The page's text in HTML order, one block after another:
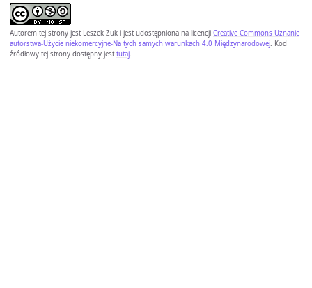
Autorem tej strony jest Leszek Żuk i jest udostępniona na licencji Creative Commons Uznanie
autorstwa-Użycie niekomercyjne-Na tych samych warunkach 4.0 Międzynarodowej. Kod
źródłowy tej strony dostępny jesttutaj.